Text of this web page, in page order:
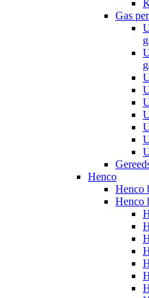
Gas
Henco
Henco
Henco